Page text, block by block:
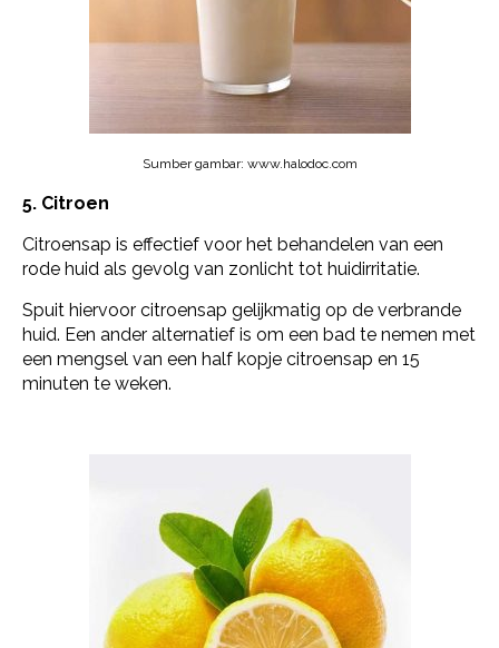
Sumber gambar: www.halodoc.com
5. Citroen
Citroensap is effectief voor het behandelen van een
rode huid als gevolg van zonlicht tot huidirritatie.
Spuit hiervoor citroensap gelijkmatig op de verbrande
huid. Een ander alternatief is om een bad te nemen met
een mengsel van een half kopje citroensap en 15
minuten te weken.